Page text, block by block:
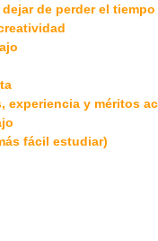
de perder el
experiencia y méritos
fácil estudiar)